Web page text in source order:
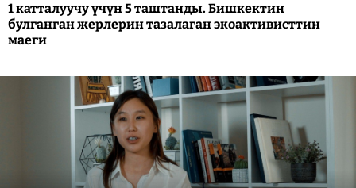
1 катталуучу үчүн 5 таштанды. Бишкектин
булганган жерлерин тазалаган экоактивисттин
маеги